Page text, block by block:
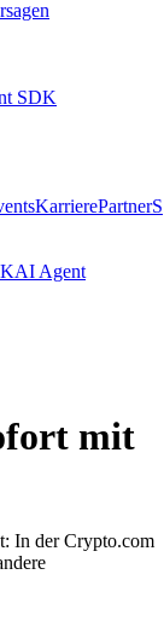
SDK
KarrierePartnerS
AI Agent
mit
In der Crypto.com